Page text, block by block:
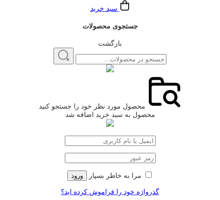
سبد خرید
جستجوی محصولات
بازگشت
محصول مورد نظر خود را جستجو کنید
محصول به سبد خرید اضافه شد
مرا به خاطر بسپار ورود
گذرواژه خود را فراموش کرده اید؟